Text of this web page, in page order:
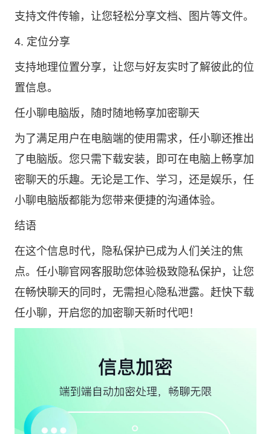
支持文件传输，让您轻松分享文档、图片等文件。
4. 定位分享
支持地理位置分享，让您与好友实时了解彼此的位
置信息。
任小聊电脑版，随时随地畅享加密聊天
为了满足用户在电脑端的使用需求，任小聊还推出
了电脑版。您只需下载安装，即可在电脑上畅享加
密聊天的乐趣。无论是工作、学习，还是娱乐，任
小聊电脑版都能为您带来便捷的沟通体验。
结语
在这个信息时代，隐私保护已成为人们关注的焦
点。任小聊官网客服助您体验极致隐私保护，让您
在畅快聊天的同时，无需担心隐私泄露。赶快下载
任小聊，开启您的加密聊天新时代吧！